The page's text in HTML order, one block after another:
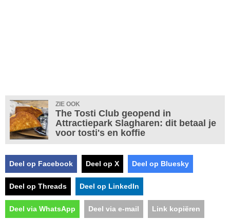
ZIE OOK
The Tosti Club geopend in
Attractiepark Slagharen: dit betaal je
voor tosti's en koffie
Deel op Facebook Deel op X Deel op Bluesky
Deel op Threads Deel op LinkedIn
Deel via WhatsApp Deel via e-mail Link kopiëren